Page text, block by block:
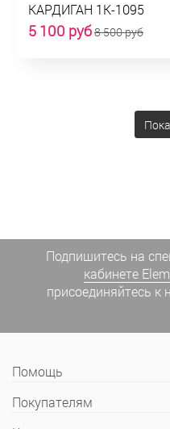
КАРДИГАН 1К-1095
5 100 руб8 500 руб
Подпишитесь на
кабинете
присоединяйтесь к
Помощь
Покупателям